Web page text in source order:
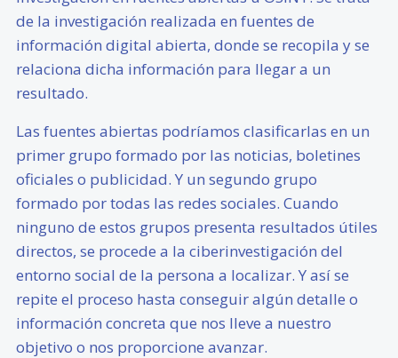
de la investigación realizada en fuentes de
información digital abierta, donde se recopila y se
relaciona dicha información para llegar a un
resultado.
Las fuentes abiertas podríamos clasificarlas en un
primer grupo formado por las noticias, boletines
oficiales o publicidad. Y un segundo grupo
formado por todas las redes sociales. Cuando
ninguno de estos grupos presenta resultados útiles
directos, se procede a la ciberinvestigación del
entorno social de la persona a localizar. Y así se
repite el proceso hasta conseguir algún detalle o
información concreta que nos lleve a nuestro
objetivo o nos proporcione avanzar.